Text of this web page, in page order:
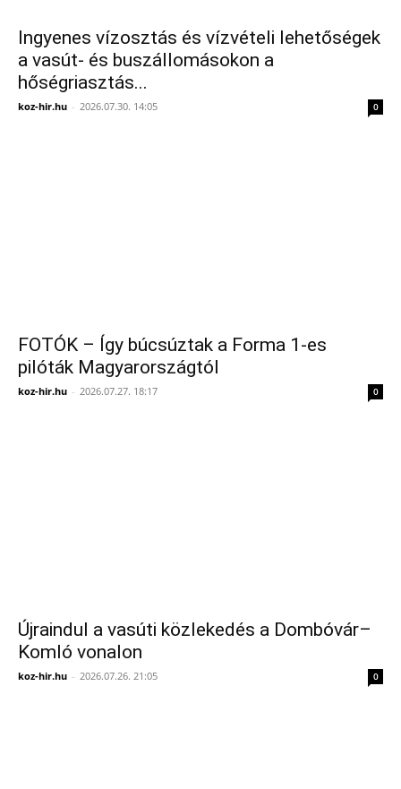
Ingyenes vízosztás és vízvételi lehetőségek
a vasút- és buszállomásokon a
hőségriasztás...
koz-hir.hu - 2026.07.30. 14:05 0
FOTÓK – Így búcsúztak a Forma 1-es
pilóták Magyarországtól
koz-hir.hu - 2026.07.27. 18:17 0
Újraindul a vasúti közlekedés a Dombóvár–
Komló vonalon
koz-hir.hu - 2026.07.26. 21:05 0